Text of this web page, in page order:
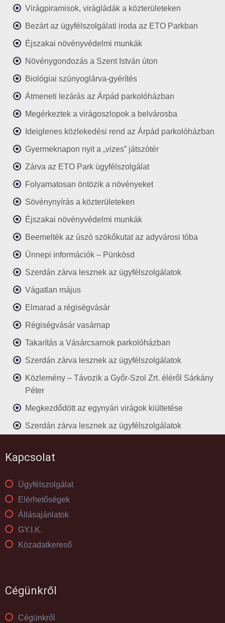
Virágpiramisok, virágládák a közterületeken
Bezárt az ügyfélszolgálati iroda az ETO Parkban
Éjszakai növényvédelmi munkák
Növénygondozás a Szent István úton
Biológiai szúnyoglárva-gyérítés
Átmeneti lezárás az Árpád parkolóházban
Megérkeztek a virágoszlopok a belvárosba
Ideiglenes közlekedési rend az Árpád parkolóházban
Gyermeknapon nyit a „vizes” játszótér
Zárva az ETO Park ügyfélszolgálat
Folyamatosan öntözik a növényeket
Sövénynyírás a közterületeken
Éjszakai növényvédelmi munkák
Beemelték az úszó szökőkutat az adyvárosi tóba
Ünnepi információk – Pünkösd
Szerdán zárva lesznek az ügyfélszolgálatok
Vágatlan május
Elmarad a régiségvásár
Régiségvásár vasárnap
Takarítás a Vásárcsarnok parkolóházban
Szerdán zárva lesznek az ügyfélszolgálatok
Közlemény – Távozik a Győr-Szol Zrt. éléről Sárkány
Péter
Megkezdődött az egynyári virágok kiültetése
Szerdán zárva lesznek az ügyfélszolgálatok
Kapcsolat
Ügyfélszolgálat
Elérhetőségek
Állásajánlatok
GY.I.K.
Közadatkereső
Cégünkről
Cégünkről